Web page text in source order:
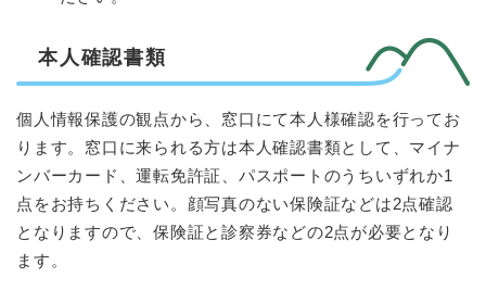
本人確認書類
個人情報保護の観点から、窓口にて本人様確認を行ってお
ります。窓口に来られる方は本人確認書類として、マイナ
ンバーカード、運転免許証、パスポートのうちいずれか1
点をお持ちください。顔写真のない保険証などは2点確認
となりますので、保険証と診察券などの2点が必要となり
ます。